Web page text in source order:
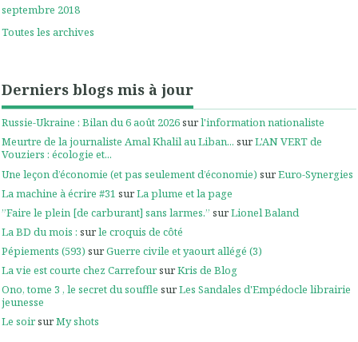
septembre 2018
Toutes les archives
Derniers blogs mis à jour
Russie-Ukraine : Bilan du 6 août 2026surl'information nationaliste
Meurtre de la journaliste Amal Khalil au Liban... surL'AN VERT de
Vouziers : écologie et...
Une leçon d’économie (et pas seulement d’économie) surEuro-Synergies
La machine à écrire #31 surLa plume et la page
”Faire le plein [de carburant] sans larmes.” surLionel Baland
La BD du mois : surle croquis de côté
Pépiements (593) surGuerre civile et yaourt allégé (3)
La vie est courte chez CarrefoursurKris de Blog
Ono, tome 3 , le secret du souffle surLes Sandales d'Empédocle librairie
jeunesse
Le soirsurMy shots